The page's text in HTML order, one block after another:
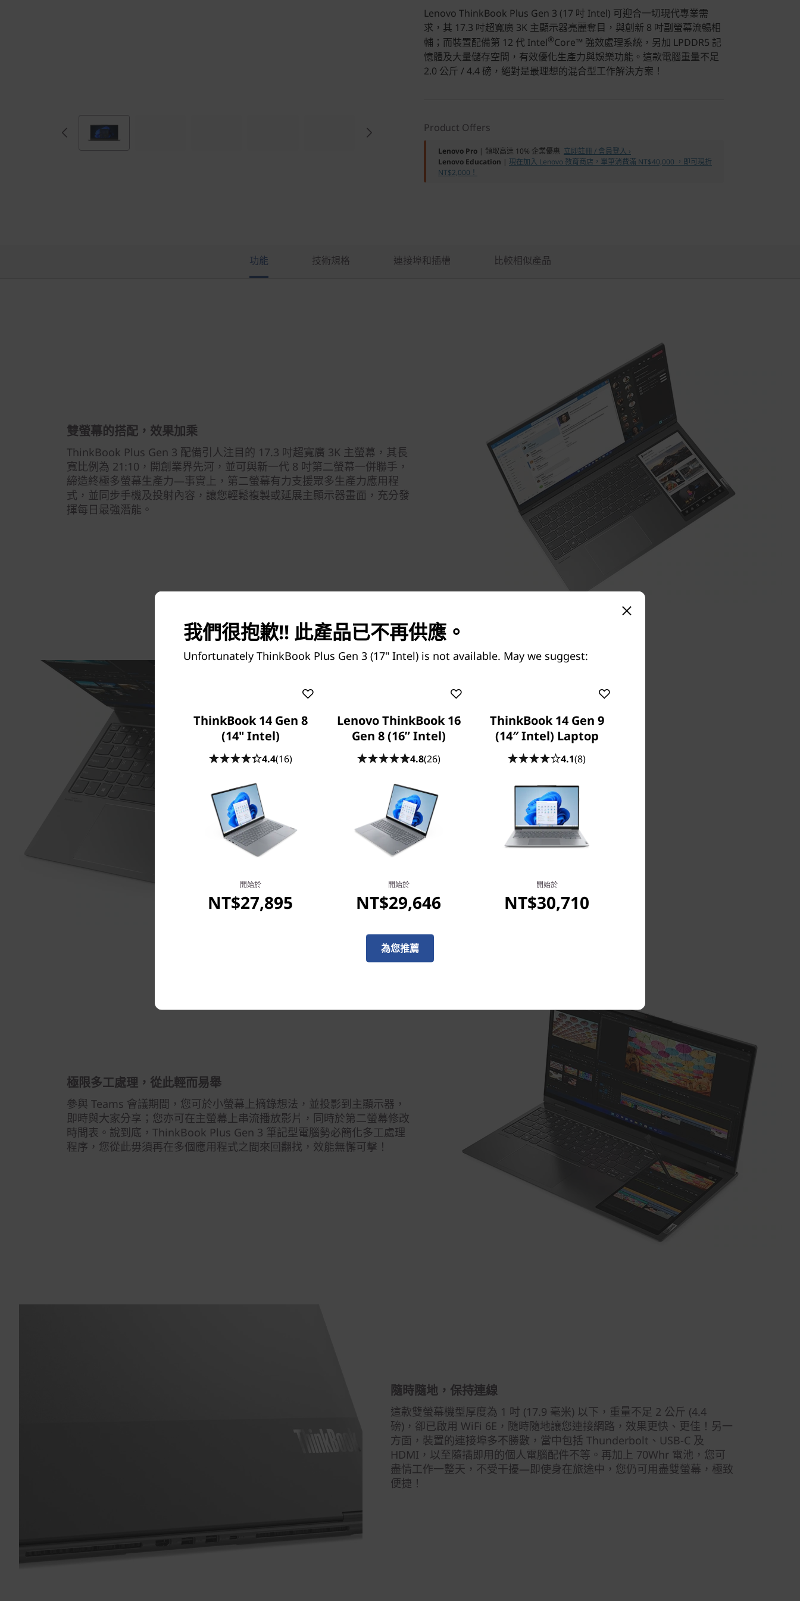
Lenovo ThinkBook Plus Gen 3 (17 吋 Intel) 可迎合一切現代專業需
求，其 17.3 吋超寬廣 3K 主顯示器亮麗奪目，與創新 8 吋副螢幕流暢相
輔；而裝置配備第 12 代 Intel®Core™ 強效處理系統，另加 LPDDR5 記
憶體及大量儲存空間，有效優化生產力與娛樂功能。這款電腦重量不足
2.0 公斤 / 4.4 磅，絕對是最理想的混合型工作解決方案！
Product Offers
Lenovo Pro | 領取高達 10% 企業優惠 立即註冊 / 會員登入 ›
Lenovo Education | 現在加入 Lenovo 教育商店，單筆消費滿 NT$40,000 ，即可現折
NT$2,000！
功能 技術規格 連接埠和插槽 比較相似產品
雙螢幕的搭配，效果加乘
ThinkBook Plus Gen 3 配備引人注目的 17.3 吋超寬廣 3K 主螢幕，其長
寬比例為 21:10，開創業界先河，並可與新一代 8 吋第二螢幕一併聯手，
締造終極多螢幕生產力—事實上，第二螢幕有力支援眾多生產力應用程
式，並同步手機及投射內容，讓您輕鬆複製或延展主顯示器畫面，充分發
揮每日最強潛能。
真實世界的終極生產力
極限多工處理，從此輕而易舉
參與 Teams 會議期間，您可於小螢幕上摘錄想法，並投影到主顯示器，
即時與大家分享；您亦可在主螢幕上串流播放影片，同時於第二螢幕修改
時間表。說到底，ThinkBook Plus Gen 3 筆記型電腦勢必簡化多工處理
程序，您從此毋須再在多個應用程式之間來回翻找，效能無懈可擊！
隨時隨地，保持連線
這款雙螢幕機型厚度為 1 吋 (17.9 毫米) 以下，重量不足 2 公斤 (4.4
磅)，卻已啟用 WiFi 6E，隨時隨地讓您連接網路，效果更快、更佳！另一
方面，裝置的連接埠多不勝數，當中包括 Thunderbolt、USB-C 及
HDMI，以至隨插即用的個人電腦配件不等。再加上 70Whr 電池，您可
盡情工作一整天，不受干擾—即使身在旅途中，您仍可用盡雙螢幕，極致
便捷！
我們很抱歉!! 此產品已不再供應。
Unfortunately ThinkBook Plus Gen 3 (17" Intel) is not available. May we suggest:
ThinkBook 14 Gen 8
(14" Intel)
4.4(16)
開始於
NT$27,895
Lenovo ThinkBook 16
Gen 8 (16” Intel)
4.8(26)
開始於
NT$29,646
ThinkBook 14 Gen 9
(14″ Intel) Laptop
4.1(8)
開始於
NT$30,710
為您推薦